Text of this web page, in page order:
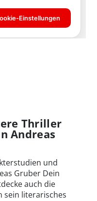
Thriller
Andreas
und
Gruber Dein
auch die
sein literarisches